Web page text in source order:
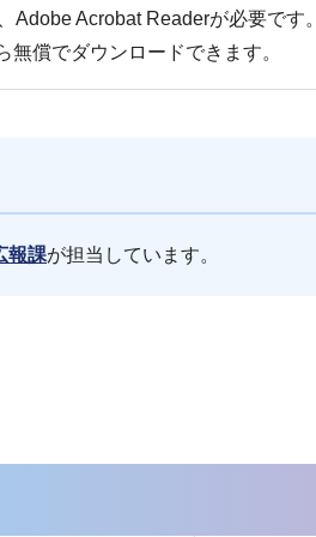
Adobe Acrobat Readerが必要です。
償でダウンロードできます。
報課が担当しています。